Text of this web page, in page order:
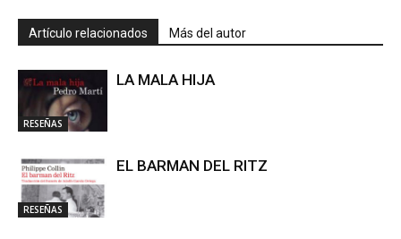
Artículo relacionados Más del autor
RESEÑAS
LA MALA HIJA
RESEÑAS
EL BARMAN DEL RITZ